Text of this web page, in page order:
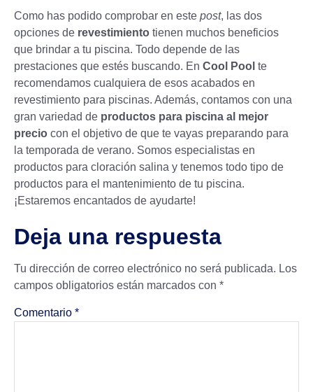
Como has podido comprobar en este post, las dos
opciones de revestimiento tienen muchos beneficios
que brindar a tu piscina. Todo depende de las
prestaciones que estés buscando. En Cool Pool te
recomendamos cualquiera de esos acabados en
revestimiento para piscinas. Además, contamos con una
gran variedad de productos para piscina al mejor
precio con el objetivo de que te vayas preparando para
la temporada de verano. Somos especialistas en
productos para cloración salina y tenemos todo tipo de
productos para el mantenimiento de tu piscina.
¡Estaremos encantados de ayudarte!
Deja una respuesta
Tu dirección de correo electrónico no será publicada. Los
campos obligatorios están marcados con *
Comentario *